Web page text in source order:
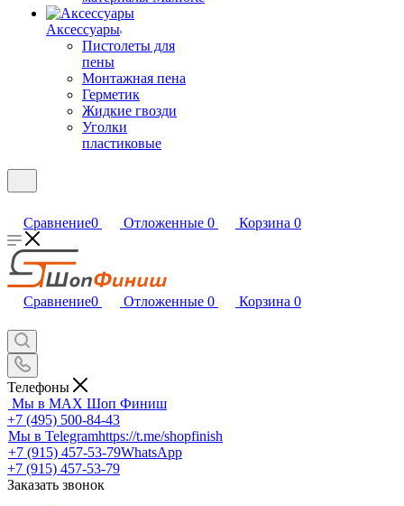
Аксессуары
Пистолеты для
пены
Монтажная пена
Герметик
Жидкие гвозди
Уголки
пластиковые
Сравнение0 Отложенные 0 Корзина 0
Сравнение0 Отложенные 0 Корзина 0
Телефоны
Мы в MAX Шоп Финиш
+7 (495) 500-84-43
Мы в Telegramhttps://t.me/shopfinish
+7 (915) 457-53-79WhatsApp
+7 (915) 457-53-79
Заказать звонок